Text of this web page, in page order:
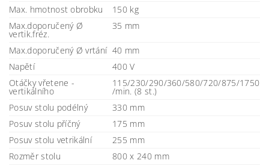
Max. hmotnost obrobku
150 kg
Max.doporučený Ø
vertik.fréz.
35 mm
Max.doporučený Ø vrtání 40 mm
Napětí
400 V
Otáčky vřetene -
vertikálního
115/230/290/360/580/720/875/1750
/min. (8 st.)
Posuv stolu podélný
330 mm
Posuv stolu příčný
175 mm
Posuv stolu vetrikální
255 mm
Rozměr stolu
800 x 240 mm